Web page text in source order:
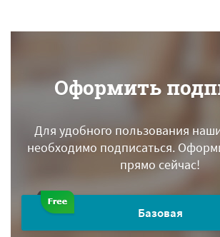
Оформить
Для удобного пользования
необходимо подписаться.
прямо сейчас!
Базовая